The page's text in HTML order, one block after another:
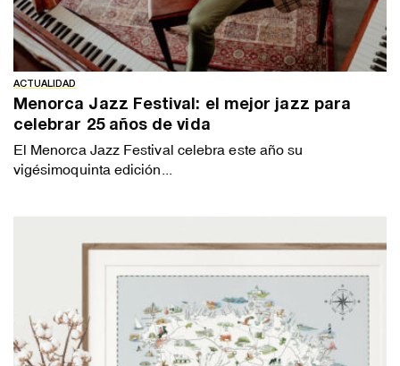
ACTUALIDAD
Menorca Jazz Festival: el mejor jazz para
celebrar 25 años de vida
El Menorca Jazz Festival celebra este año su
vigésimoquinta edición...